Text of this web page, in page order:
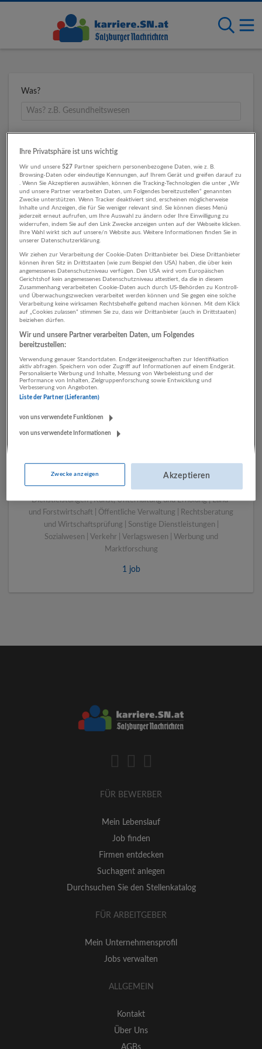
Was?
Umkreis
1 Sonstige Berufe
Sozialwesen Unternehmen
LUGSTEIN CONSULTING
Bau | Beherbergung und Gastronomie | Einzelhandel |
Energieversorgung | Finanz- und Versicherungsleistungen |
Gesundheitswesen | Herstellung von Waren | IT-
Dienstleistungen | Kunst, Unterhaltung und Erholung | Land-
und Forstwirtschaft | Öffentliche Verwaltung | Rechtsberatung
und Wirtschaftsprüfung | Sonstige Dienstleistungen |
Sozialwesen | Verkehr | Verlagswesen | Werbung und
Marktforschung
1 job
FÜR BEWERBER
Mein Lebenslauf
Job finden
Firmen entdecken
Suchagent anlegen
Durchsuchen Sie den Stellenkatalog
FÜR ARBEITGEBER
Mein Unternehmensprofil
Jobs verwalten
ALLGEMEIN
Kontakt
Über Uns
AGBs
Ihre Privatsphäre ist uns wichtig
Wir und unsere527 Partner speichern personenbezogene Daten, wie z. B.
Browsing-Daten oder eindeutige Kennungen, auf Ihrem Gerät und greifen darauf zu
. Wenn Sie Akzeptieren auswählen, können die Tracking-Technologien die unter „Wir
und unsere Partner verarbeiten Daten, um Folgendes bereitzustellen“ genannten
Zwecke unterstützen. Wenn Tracker deaktiviert sind, erscheinen möglicherweise
Inhalte und Anzeigen, die für Sie weniger relevant sind. Sie können dieses Menü
jederzeit erneut aufrufen, um Ihre Auswahl zu ändern oder Ihre Einwilligung zu
widerrufen, indem Sie auf den Link Zwecke anzeigen unten auf der Webseite klicken.
Ihre Wahl wirkt sich auf unsere/n Website aus. Weitere Informationen finden Sie in
unserer Datenschutzerklärung.
Wir ziehen zur Verarbeitung der Cookie-Daten Drittanbieter bei. Diese Drittanbieter
können ihren Sitz in Drittstaaten (wie zum Beispiel den USA) haben, die über kein
angemessenes Datenschutzniveau verfügen. Den USA wird vom Europäischen
Gerichtshof kein angemessenes Datenschutzniveau attestiert, da die in diesem
Zusammenhang verarbeiteten Cookie-Daten auch durch US-Behörden zu Kontroll-
und Überwachungszwecken verarbeitet werden können und Sie gegen eine solche
Verarbeitung keine wirksamen Rechtsbehelfe geltend machen können. Mit dem Klick
auf „Cookies zulassen“ stimmen Sie zu, dass wir Drittanbieter (auch in Drittstaaten)
beiziehen dürfen.
Wir und unsere Partner verarbeiten Daten, um Folgendes
bereitzustellen:
Verwendung genauer Standortdaten. Endgeräteeigenschaften zur Identifikation
aktiv abfragen. Speichern von oder Zugriff auf Informationen auf einem Endgerät.
Personalisierte Werbung und Inhalte, Messung von Werbeleistung und der
Performance von Inhalten, Zielgruppenforschung sowie Entwicklung und
Verbesserung von Angeboten.
Liste der Partner (Lieferanten)
von uns verwendete Funktionen
von uns verwendete Informationen
Zwecke anzeigen Akzeptieren